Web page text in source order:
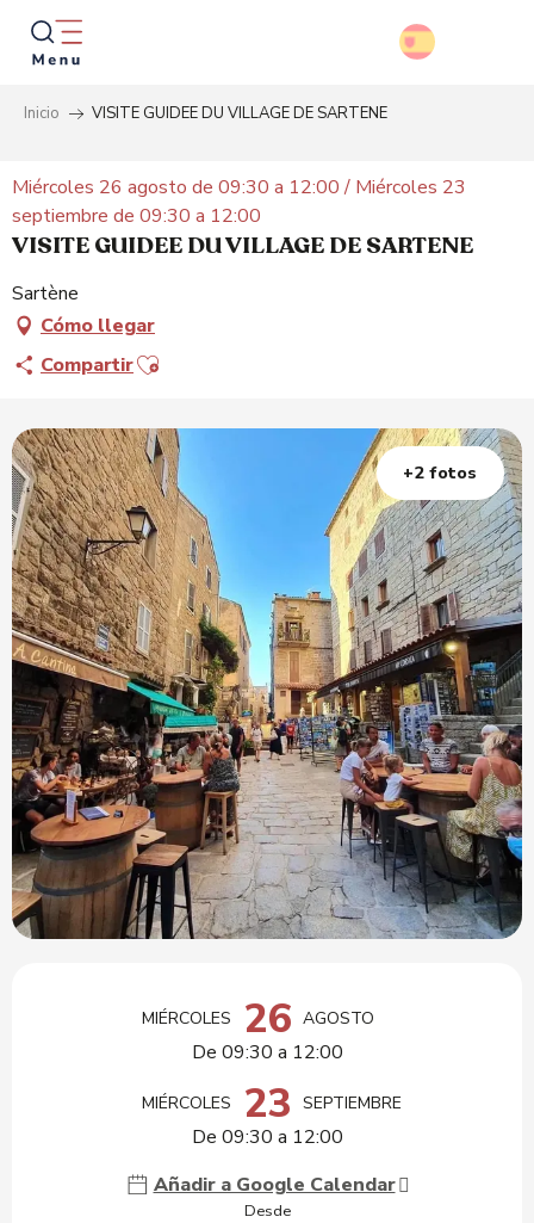
Aller
contenu
principal
Inicio VISITE GUIDEE DU VILLAGE DE SARTENE
Miércoles 26 agosto de 09:30 a 12:00 / Miércoles 23
septiembre de 09:30 a 12:00
VISITE GUIDEE DU VILLAGE DE SARTENE
Sartène
Cómo llegar
CompartirAjouter aux favoris
+2 fotos
MIÉRCOLES 26 AGOSTO
De 09:30 a 12:00
MIÉRCOLES 23 SEPTIEMBRE
De 09:30 a 12:00
Añadir a Google Calendar
Desde